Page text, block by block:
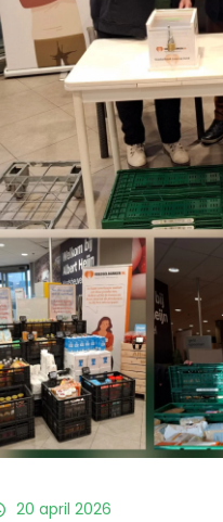
20 april 2026